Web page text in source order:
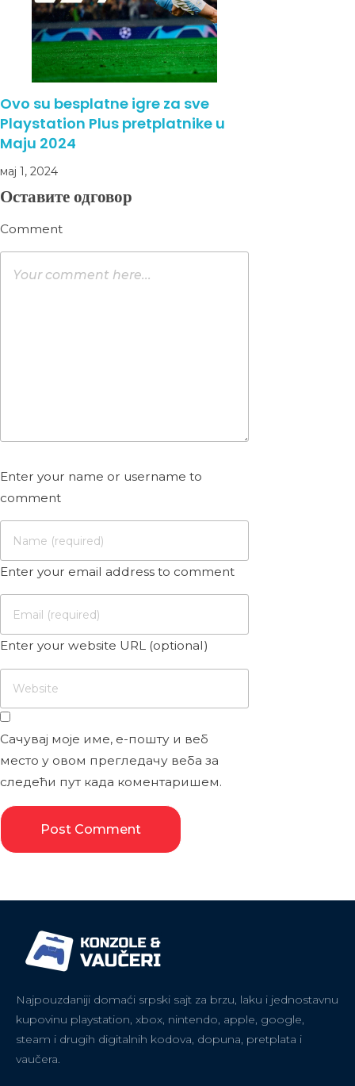
Ovo su besplatne igre za sve
Playstation Plus pretplatnike u
Maju 2024
мај 1, 2024
Оставите одговор
Comment
Enter your name or username to
comment
Enter your email address to comment
Enter your website URL (optional)
Сачувај моје име, е-пошту и веб
место у овом прегледачу веба за
следећи пут када коментаришем.
Najpouzdaniji domaći srpski sajt za brzu, laku i jednostavnu
kupovinu playstation, xbox, nintendo, apple, google,
steam i drugih digitalnih kodova, dopuna, pretplata i
vaučera.